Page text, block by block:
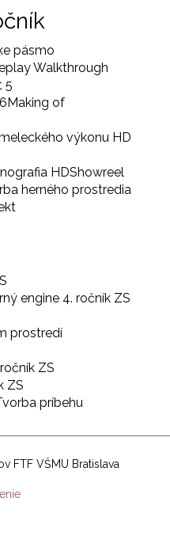
pásmo
Walkthrough
5
Making of
výkonu HD
HDShowreel
herného prostredia
engine 4. ročník ZS
prostredí
ZS
ZS
príbehu
FTF VŠMU Bratislava